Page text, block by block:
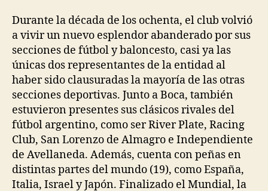
Durante la década de los ochenta, el club volvió
a vivir un nuevo esplendor abanderado por sus
secciones de fútbol y baloncesto, casi ya las
únicas dos representantes de la entidad al
haber sido clausuradas la mayoría de las otras
secciones deportivas. Junto a Boca, también
estuvieron presentes sus clásicos rivales del
fútbol argentino, como ser River Plate, Racing
Club, San Lorenzo de Almagro e Independiente
de Avellaneda. Además, cuenta con peñas en
distintas partes del mundo (19), como España,
Italia, Israel y Japón. Finalizado el Mundial, la